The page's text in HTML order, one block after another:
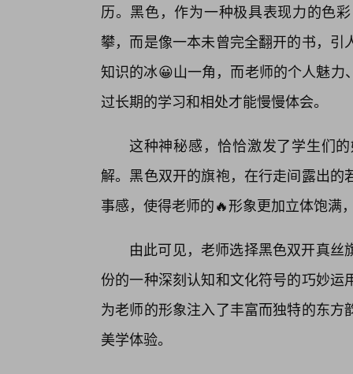
历。黑色，作为一种极具表现力的色
攀，而是像一本未曾完全翻开的书，
知识的冰😀山一角，而老师的个人魅
过长期的学习和相处才能慢慢体会。
这种神秘感，恰恰激发了学生们
解。黑色双开的旗袍，在行走间露出
事感，使得老师的🔥形象更加立体饱满
由此可见，老师选择黑色双开真
份的一种深刻认知和文化符号的巧妙
为老师的形象注入了丰富而独特的东
美学体验。